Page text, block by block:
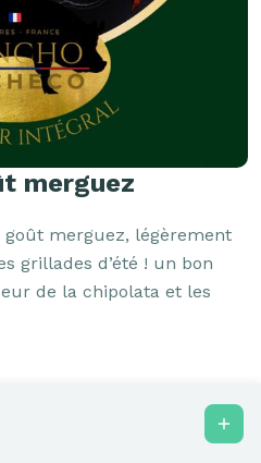
merguez
goût merguez, légèrement
grillades d’été ! un bon
de la chipolata et les